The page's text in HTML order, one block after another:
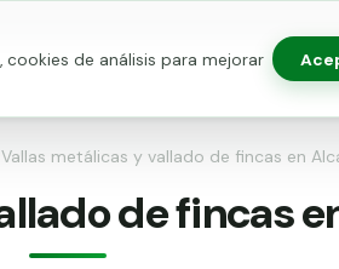
de análisis para mejorar
Vallas metálicas y vallado de fincas en
de fincas